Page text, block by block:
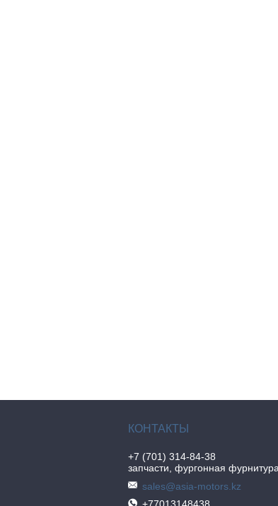
+7 (701) 314-84-38
запчасти, фургонная
sales@asia-motors.kz